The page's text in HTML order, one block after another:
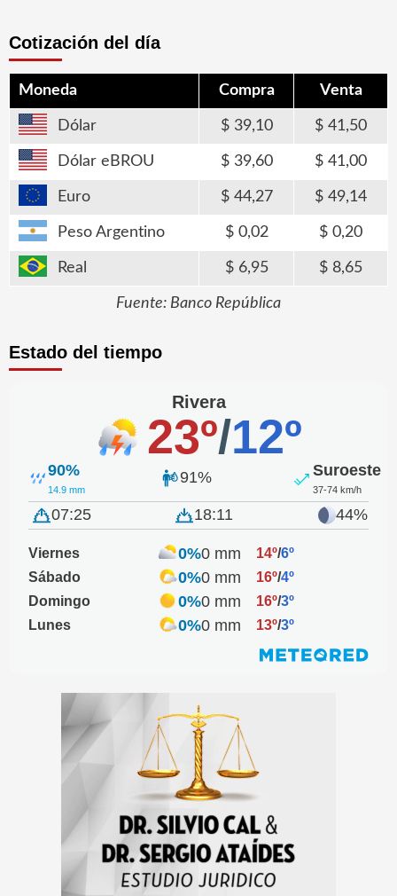
Cotización del día
Moneda Compra Venta
Dólar 39,10 41,50
Dólar eBROU 39,60 41,00
Euro 44,27 49,14
Peso Argentino 0,02 0,20
Real 6,95 8,65
Fuente: Banco República
Estado del tiempo
Rivera
23º/12º
90%
14.9 mm
91% Suroeste
37-74 km/h
07:25 18:11 44%
Viernes 0%0 mm 14º/6º
Sábado
0%0 mm 16º/4º
Domingo
0%0 mm 16º/3º
Lunes
0%0 mm 13º/3º